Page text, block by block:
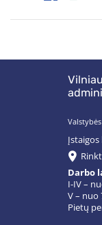
Įstaigos
Darbo
I-IV –
V – nuo
Pietų